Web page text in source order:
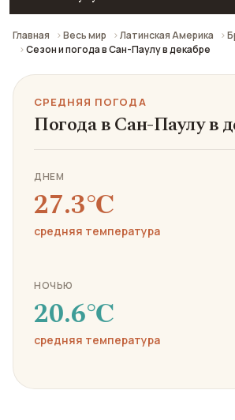
Главная Весь мир Латинская Америка
Сезон и погода в Сан-Паулу в декабре
СРЕДНЯЯ ПОГОДА
Погода в Сан-Паулу в
ДНЕМ
27.3℃
средняя температура
НОЧЬЮ
20.6℃
средняя температура